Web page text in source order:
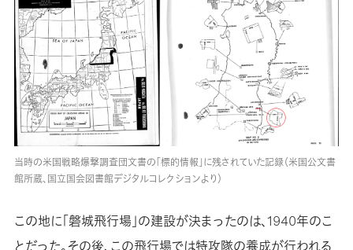
当時の米国戦略爆撃調査団文書の「標的情報」に残されていた記録（米国公文書
館所蔵、国立国会図書館デジタルコレクションより）
この地に「磐城飛行場」の建設が決まったのは、1940年のこ
とだった。その後、この飛行場では特攻隊の養成が行われる